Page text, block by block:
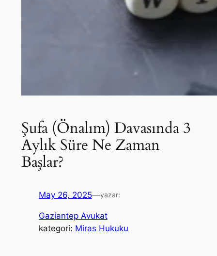
Şufa (Önalım) Davasında 3
Aylık Süre Ne Zaman
Başlar?
May 26, 2025—yazar:
Gaziantep Avukat
kategori: Miras Hukuku